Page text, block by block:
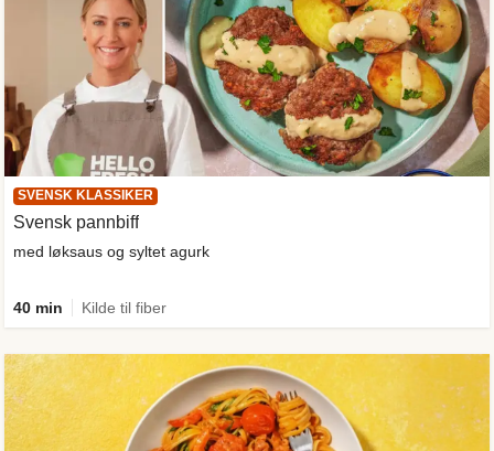
SVENSK KLASSIKER
Svensk pannbiff
med løksaus og syltet agurk
40 min Kilde til fiber